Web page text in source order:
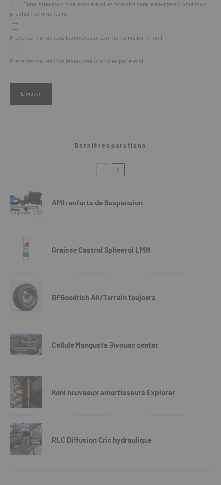
Enregistrer mon nom, mon e-mail et mon site dans le navigateur pour mon
prochain commentaire.
Prévenez-moi de tous les nouveaux commentaires par e-mail.
Prévenez-moi de tous les nouveaux articles par e-mail.
Dernières parutions
AMI renforts de Suspension
Graisse Castrol Spheerol LMM
BFGoodrich All/Terrain toujours
Cellule Mangusta Bivouac center
Koni nouveaux amortisseurs Explorer
RLC Diffusion Cric hydraulique